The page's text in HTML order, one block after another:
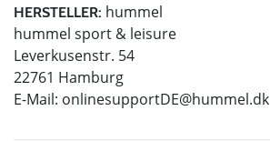
HERSTELLER: hummel
hummel sport & leisure
Leverkusenstr. 54
22761 Hamburg
E-Mail: onlinesupportDE@hummel.dk